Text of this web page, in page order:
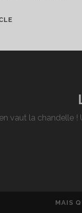
vaut la chandelle
MAIS